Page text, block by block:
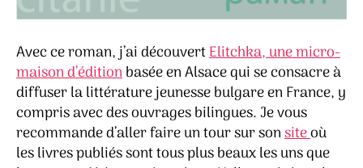
Avec ce roman, j’ai découvertElitchka, une micro-
maison d’éditionbasée en Alsace qui se consacre à
diffuser la littérature jeunesse bulgare en France, y
compris avec des ouvrages bilingues. Je vous
recommande d’aller faire un tour sur sonsiteoù
les livres publiés sont tous plus beaux les uns que